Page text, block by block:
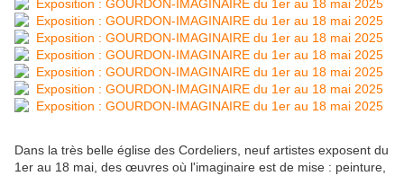
Dans la très belle église des Cordeliers, neuf artistes exposent du
1er au 18 mai, des œuvres où l'imaginaire est de mise : peinture,